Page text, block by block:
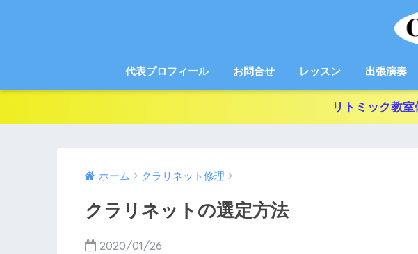
代表プロフィール お問合せ レッスン 出張演奏
リトミック教
ホーム クラリネット修理
クラリネットの選定方法
2020/01/26